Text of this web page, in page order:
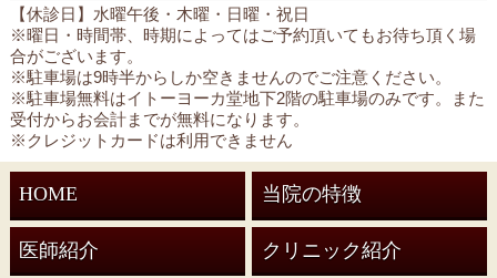
【休診日】水曜午後・木曜・日曜・祝日
※曜日・時間帯、時期によってはご予約頂いてもお待ち頂く場
合がございます。
※駐車場は9時半からしか空きませんのでご注意ください。
※駐車場無料はイトーヨーカ堂地下2階の駐車場のみです。また
受付からお会計までが無料になります。
※クレジットカードは利用できません
HOME 当院の特徴
医師紹介 クリニック紹介